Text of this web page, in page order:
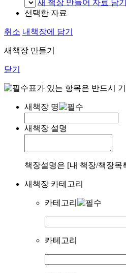
새 책장 만들어 자료 담기
선택한 자료
취소 내책장에 담기
새책장 만들기
닫기
표가 있는 항목은 반드시
새책장 명
새책장 설명
책장설명은 [내 책장/책장목
새책장 카테고리
카테고리
카테고리